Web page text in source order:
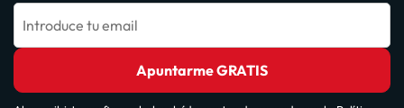
Introduce tu email
Apuntarme GRATIS